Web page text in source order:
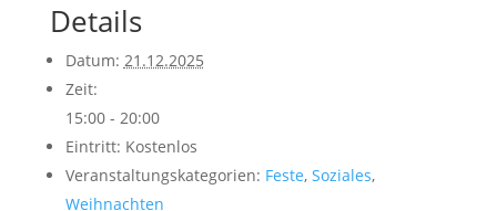
Details
Datum: 21.12.2025
Zeit:
15:00 - 20:00
Eintritt: Kostenlos
Veranstaltungskategorien: Feste, Soziales,
Weihnachten